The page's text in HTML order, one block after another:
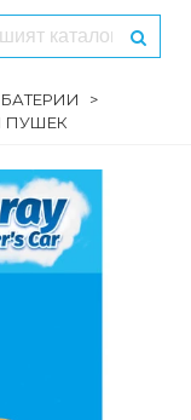
>
ПУШЕК